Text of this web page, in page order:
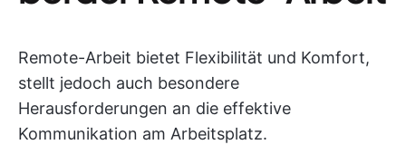
Remote-Arbeit bietet Flexibilität und Komfort,
stellt jedoch auch besondere
Herausforderungen an die effektive
Kommunikation am Arbeitsplatz.